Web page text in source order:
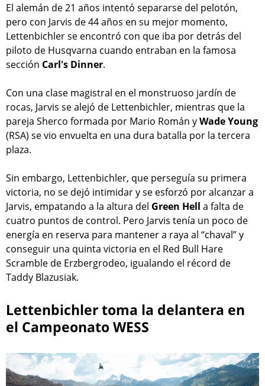
El alemán de 21 años intentó separarse del pelotón,
pero con Jarvis de 44 años en su mejor momento,
Lettenbichler se encontró con que iba por detrás del
piloto de Husqvarna cuando entraban en la famosa
sección Carl's Dinner.
Con una clase magistral en el monstruoso jardín de
rocas, Jarvis se alejó de Lettenbichler, mientras que la
pareja Sherco formada por Mario Román yWade Young
(RSA) se vio envuelta en una dura batalla por la tercera
plaza.
Sin embargo, Lettenbichler, que perseguía su primera
victoria, no se dejó intimidar y se esforzó por alcanzar a
Jarvis, empatando a la altura del Green Hell a falta de
cuatro puntos de control. Pero Jarvis tenía un poco de
energía en reserva para mantener a raya al “chaval” y
conseguir una quinta victoria en el Red Bull Hare
Scramble de Erzbergrodeo, igualando el récord de
Taddy Blazusiak.
Lettenbichler toma la delantera en
el Campeonato WESS